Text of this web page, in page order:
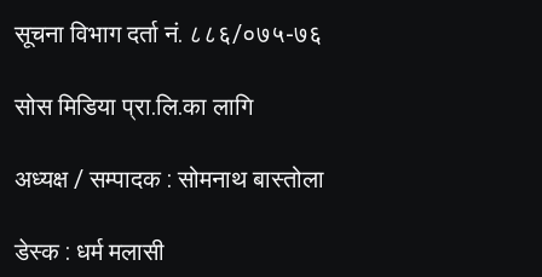
सूचना विभाग दर्ता नं. ८८६/०७५-७६
सोस मिडिया प्रा.लि.का लागि
अध्यक्ष / सम्पादक : सोमनाथ बास्तोला
डेस्क : धर्म मलासी